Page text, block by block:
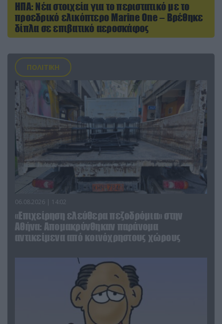
ΗΠΑ: Nέα στοιχεία για το περιστατικό με το
προεδρικό ελικόπτερο Marine One – Βρέθηκε
δίπλα σε επιβατικό αεροσκάφος
ΠΟΛΙΤΙΚΗ
06.08.2026 | 14:02
«Επιχείρηση ελεύθερα πεζοδρόμια» στην
Αθήνα: Απομακρύνθηκαν παράνομα
αντικείμενα από κοινόχρηστους χώρους